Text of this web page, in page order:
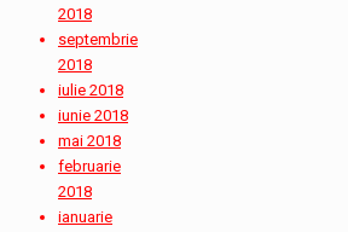
2018
septembrie
2018
iulie 2018
iunie 2018
mai 2018
februarie
2018
ianuarie